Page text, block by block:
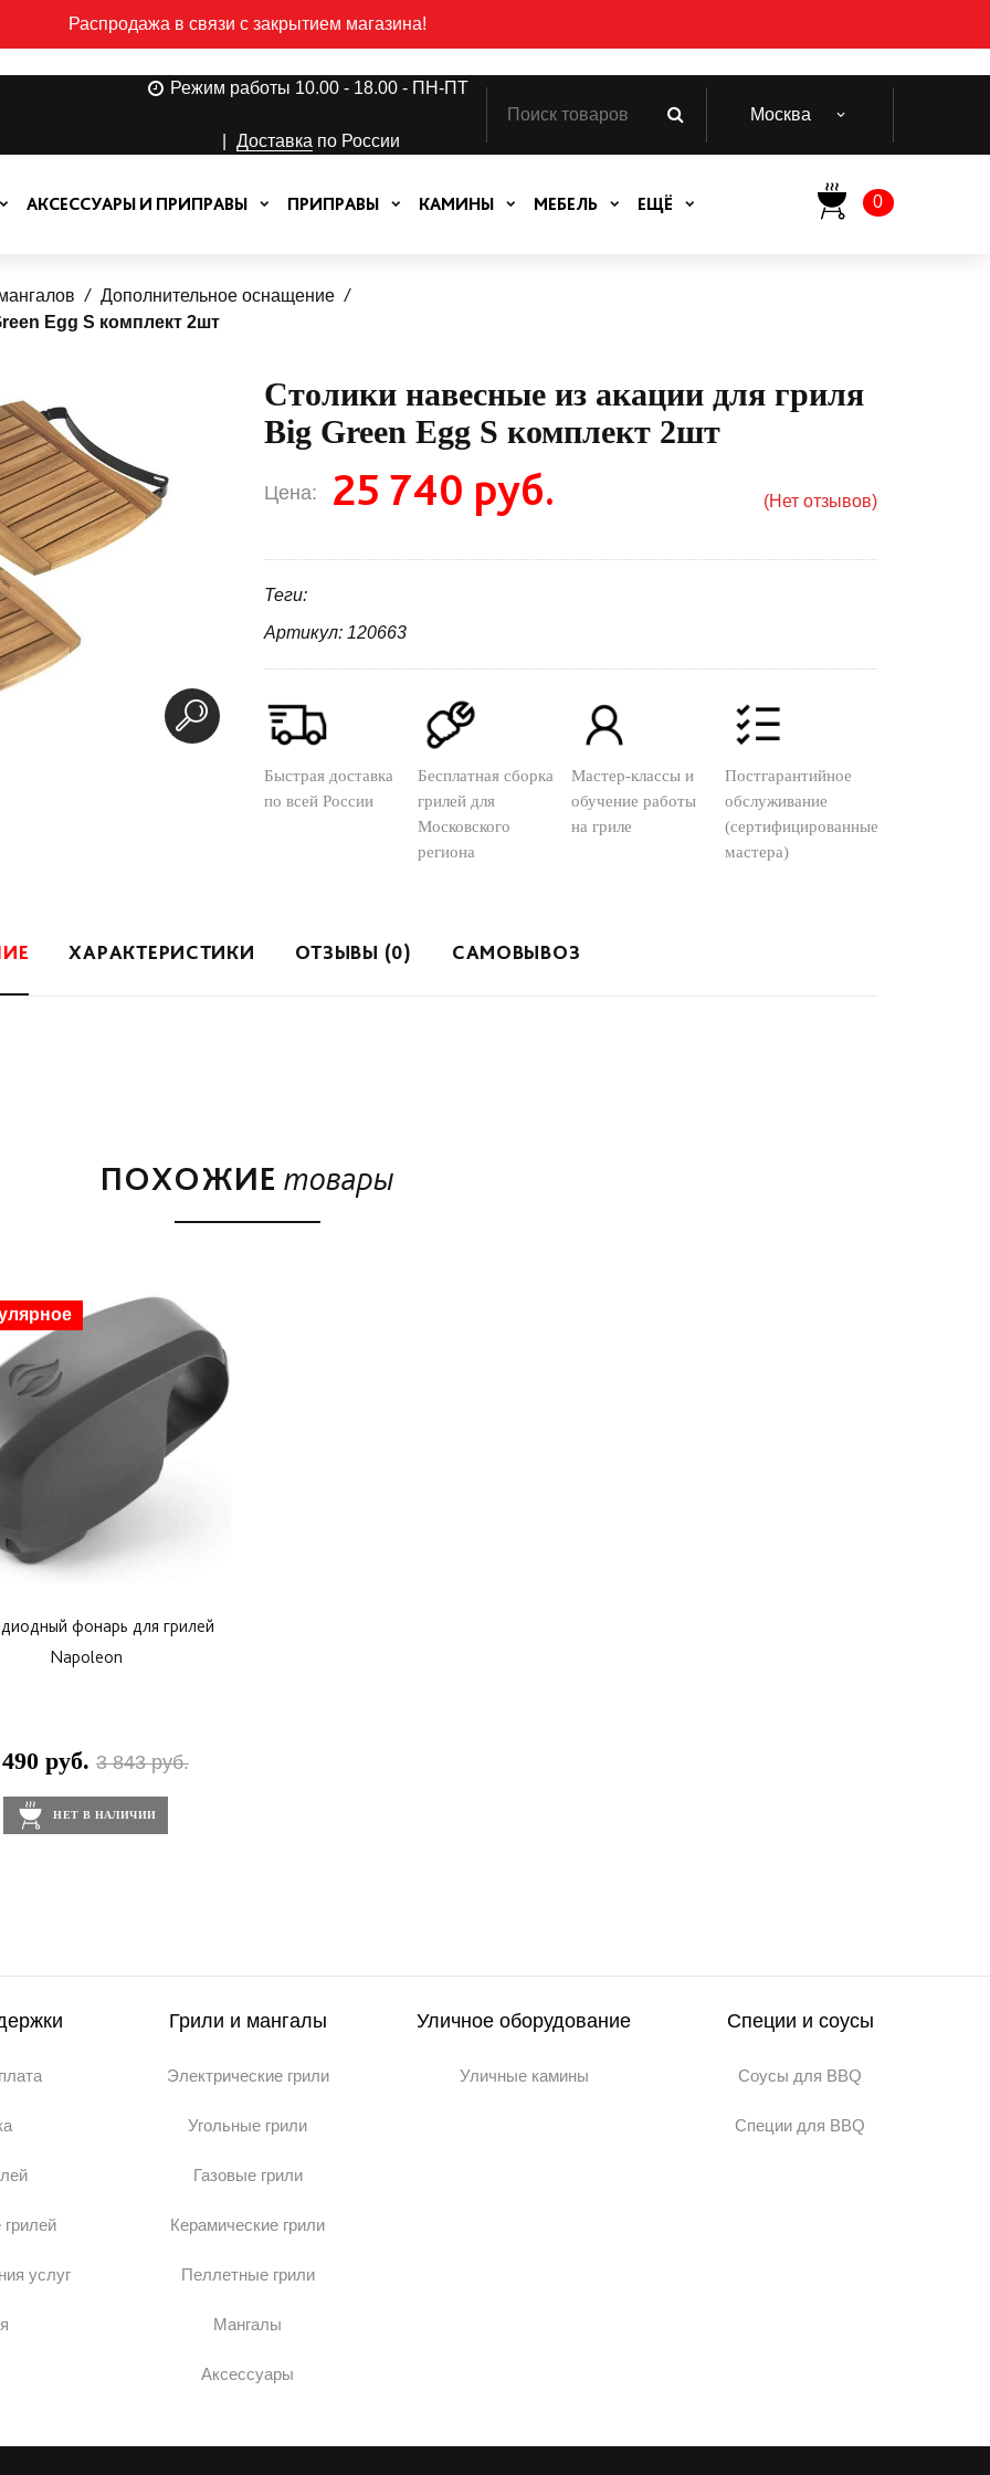
Распродажа в связи с закрытием магазина!
Режим работы 10.00 - 18.00 - ПН-ПТ
Доставка по России
Москва
0
АКСЕССУАРЫ И ПРИПРАВЫ ПРИПРАВЫ КАМИНЫ МЕБЕЛЬ ЕЩЁ
Дополнительное оснащение
Egg S комплект 2шт
Столики навесные из акации для гриля
Big Green Egg S комплект 2шт
Цена: 25 740 руб. (Нет отзывов)
Теги:
Артикул: 120663
Быстрая доставка
по всей России
Бесплатная сборка
грилей для
Московского
региона
Мастер-классы и
обучение работы
на гриле
Постгарантийное
обслуживание
(сертифицированные
мастера)
ХАРАКТЕРИСТИКИ ОТЗЫВЫ (0) САМОВЫВОЗ
ПОХОЖИЕ товары
фонарь для грилей
Napoleon
руб.3 843 руб.
НЕТ В НАЛИЧИИ
услуг
Грили и мангалы
Электрические грили
Угольные грили
Газовые грили
Керамические грили
Пеллетные грили
Мангалы
Аксессуары
Уличное оборудование
Уличные камины
Специи и соусы
Соусы для BBQ
Специи для BBQ